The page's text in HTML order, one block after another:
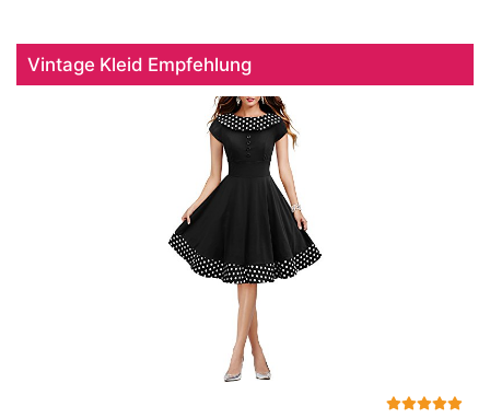
Vintage Kleid Empfehlung